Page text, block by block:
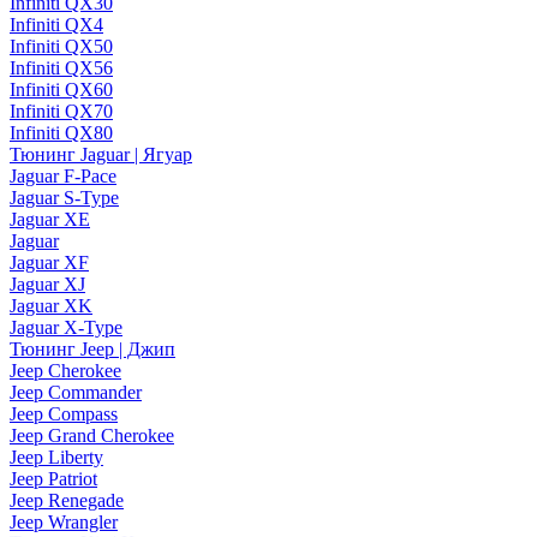
Infiniti QX4
Infiniti QX50
Infiniti QX56
Infiniti QX60
Infiniti QX70
Infiniti QX80
Тюнинг Jaguar | Ягуар
Jaguar F-Pace
Jaguar S-Type
Jaguar XE
Jaguar
Jaguar XF
Jaguar XJ
Jaguar XK
Jaguar X-Type
Тюнинг Jeep | Джип
Jeep Cherokee
Jeep Commander
Jeep Compass
Jeep Grand Cherokee
Jeep Liberty
Jeep Patriot
Jeep Renegade
Jeep Wrangler